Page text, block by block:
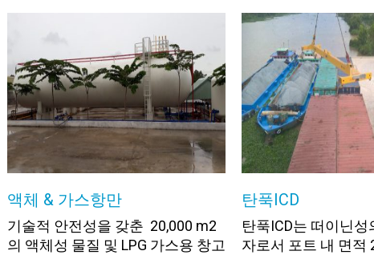
액체 & 가스항만
기술적 안전성을 갖춘 20,000 m2
의 액체성 물질 및 LPG 가스용 창고
탄푹ICD
탄푹ICD는 떠이닌성
자로서 포트 내 면적